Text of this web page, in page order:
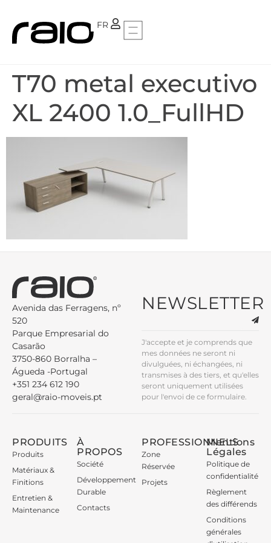
FR
PT
T70 metal executivo
XL 2400 1.0_FullHD
Avenida das Ferragens, nº
520
Parque Empresarial do
Casarão
3750-860 Borralha –
Águeda -Portugal
+351 234 612 190
geral@raio-moveis.pt
NEWSLETTER
J'accepte et je comprends que
mes données ne seront ni
divulguées, ni échangées, ni
transmises à des tiers, et qu'elles
seront uniquement utilisées
pour l'envoi de ce formulaire.
PRODUITS
Produits
Matériaux &
Finitions
Entretien &
Maintenance
À
PROPOS
Société
Développement
Durable
Contacts
PROFESSIONNELS
Zone
Réservée
Projets
Mentions
Légales
Politique de
confidentialité
Règlement
des différends
Conditions
générales